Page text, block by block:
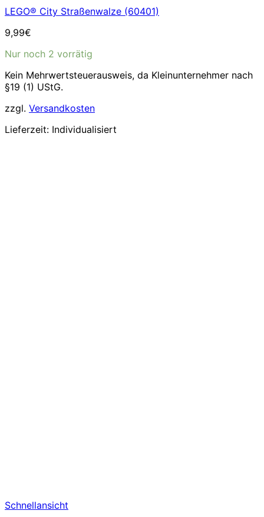
LEGO® City Straßenwalze (60401)
9,99€
Nur noch 2 vorrätig
Kein Mehrwertsteuerausweis, da Kleinunternehmer nach
§19 (1) UStG.
zzgl. Versandkosten
Lieferzeit: Individualisiert
Schnellansicht